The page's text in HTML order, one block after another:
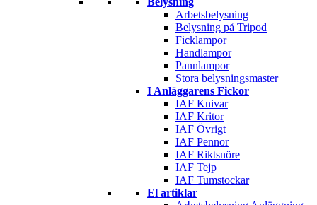
Arbetsbelysning
Belysning på Tripod
Ficklampor
Handlampor
Pannlampor
Stora belysningsmaster
I Anläggarens Fickor
IAF Knivar
IAF Kritor
IAF Övrigt
IAF Pennor
IAF Riktsnöre
IAF Tejp
IAF Tumstockar
El artiklar